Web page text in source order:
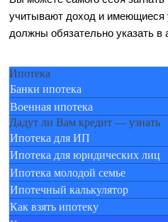
учитывают доход и
должны обязательно указать в
Ипотека
Банки ипотека
Военная ипотека
Дадут ли Вам кредит — узнать
Ипотека для ИП
Ипотека для юридических лиц
Ипотека молодой семье
Ипотечный калькулятор
Как взять ипотеку